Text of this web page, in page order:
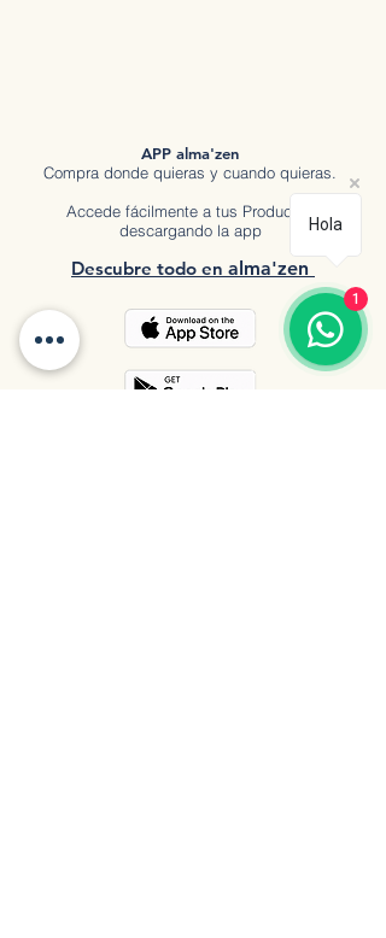
APP alma'zen
Compra donde quieras y cuando quieras.
Accede fácilmente a tus Productos
descargando la app
Descubre todo en a lma'zen
Hola
1